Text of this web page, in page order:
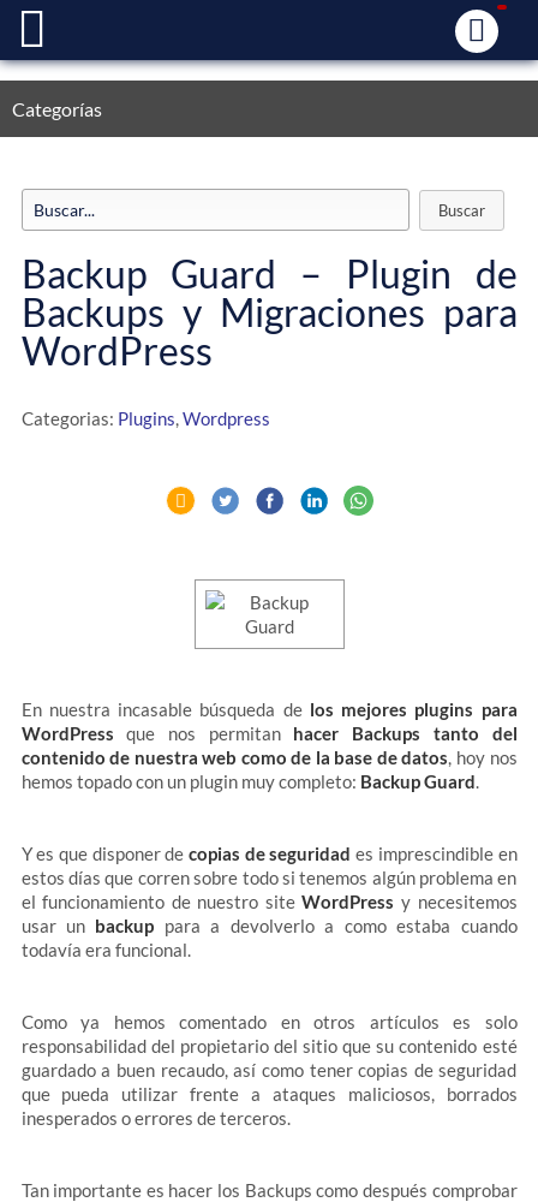
Categorías
Backup Guard – Plugin de
Backups y Migraciones para
WordPress
Categorias: Plugins,Wordpress
En nuestra incasable búsqueda delos mejores plugins para
WordPress que nos permitanhacer Backups tanto del
contenido de nuestra web como de la base de datos, hoy nos
hemos topado con un plugin muy completo: Backup Guard.
Y es que disponer de copias de seguridad es imprescindible en
estos días que corren sobre todo si tenemos algún problema en
el funcionamiento de nuestro siteWordPress y necesitemos
usar unbackup para a devolverlo a como estaba cuando
todavía era funcional.
Como ya hemos comentado en otros artículos es solo
responsabilidad del propietario del sitio que su contenido esté
guardado a buen recaudo, así como tener copias de seguridad
que pueda utilizar frente a ataques maliciosos, borrados
inesperados o errores de terceros.
Tan importante es hacer los Backups como después comprobar